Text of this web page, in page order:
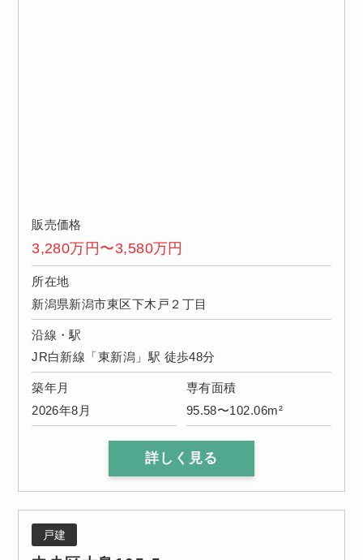
販売価格
3,280万円〜3,580万円
所在地
新潟県新潟市東区下木戸２丁目
沿線・駅
JR白新線「東新潟」駅 徒歩48分
築年月
2026年8月
専有面積
95.58〜102.06m²
詳しく見る
戸建